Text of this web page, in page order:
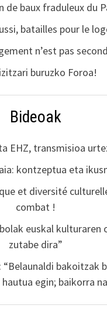
de baux fraduleux du
batailles pour le
n’est pas
buruzko Foroa!
Bideoak
EHZ, transmisioa
kontzeptua eta
et diversité
combat !
euskal kulturaren
zutabe dira”
“Belaunaldi bakoitzak
egin; baikorra